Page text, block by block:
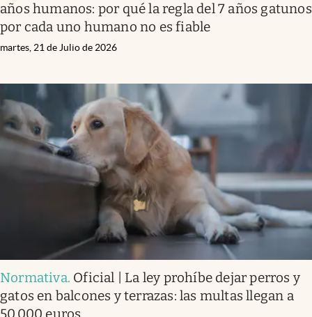
años humanos: por qué la regla del 7 años gatunos
por cada uno humano no es fiable
martes, 21 de Julio de 2026
Normativa. Oficial | La ley prohíbe dejar perros y
gatos en balcones y terrazas: las multas llegan a
50.000 euros